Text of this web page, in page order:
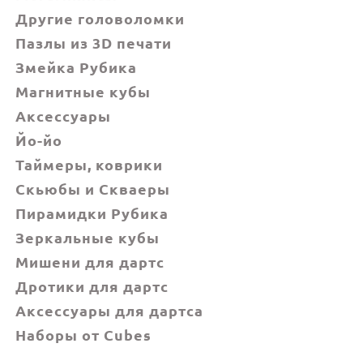
Другие головоломки
Пазлы из 3D печати
Змейка Рубика
Магнитные кубы
Аксессуары
Йо-йо
Таймеры, коврики
Скьюбы и Скваеры
Пирамидки Рубика
Зеркальные кубы
Мишени для дартс
Дротики для дартс
Аксессуары для дартса
Наборы от Cubes